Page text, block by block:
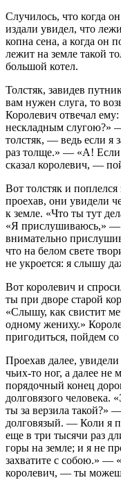
Случилось, что когда
издали увидел, что
копна сена, а когда он
лежит на земле такой
большой котел.
Толстяк, завидев
вам нужен слуга, то
Королевич отвечал
нескладным слугою?»
толстяк, — ведь если я
раз толще.» — «А!
сказал королевич, —
Вот толстяк и
проехав, они увидели
к земле. «Что ты тут
«Я прислушиваюсь,» —
внимательно
что на белом свете
не укроется: я слышу
Вот королевич и
ты при дворе старой
«Слышу, как свистит
одному жениху.»
пригодиться, пойдем
Проехав далее,
чьих-то ног, а далее не
порядочный конец
долговязого
ты за верзила такой?»
долговязый. — Коли я
еще в три тысячи раз
горы на земле; и я не
захватите с собою.»
королевич, — ты